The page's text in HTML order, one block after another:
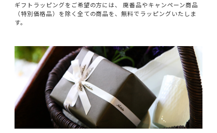
ギフトラッピングをご希望の方には、 廃番品やキャンペーン商品
（特別価格品）を除く全ての商品を、無料でラッピングいたしま
す。